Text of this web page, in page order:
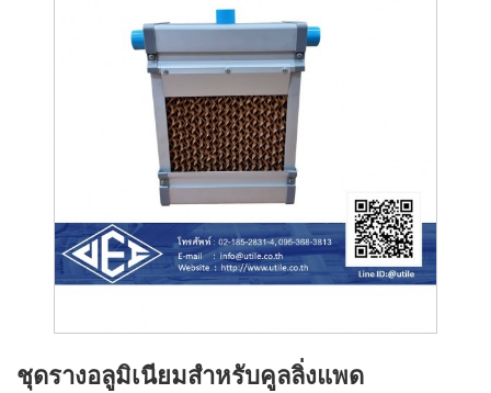
ชุดรางอลูมิเนียมสำหรับคูลลิ่งแพด